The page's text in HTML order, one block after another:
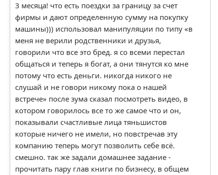
3 месяца! что есть поездки за границу за счет
фирмы и дают определенную сумму на покупку
машины))) использовал манипуляции по типу «в
меня не верили родственники и друзья,
говорили что все это бред. я со всеми перестал
общаться и теперь я богат, а они тянутся ко мне
потому что есть деньги. никогда никого не
слушай и не говори никому пока о нашей
встрече» после зума сказал посмотреть видео, в
котором говорилось все то же самое что и он,
показывали счастливые лица тяньшистов
которые ничего не имели, но повстречав эту
компанию теперь могут позволить себе всё.
смешно. так же задали домашнее задание -
прочитать пару глав книги по бизнесу, в общем